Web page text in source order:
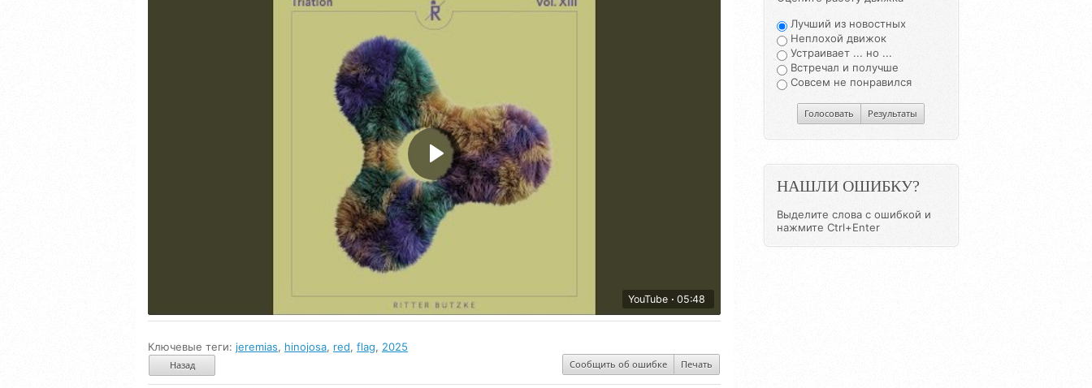
YouTube 05:48
Ключевые теги: jeremias, hinojosa, red, flag, 2025
Назад Сообщить об ошибке Печать
Лучший из новостных
Неплохой движок
Устраивает ... но ...
Встречал и получше
Совсем не понравился
Голосовать Результаты
НАШЛИ ОШИБКУ?
Выделите слова с ошибкой и
нажмите Ctrl+Enter